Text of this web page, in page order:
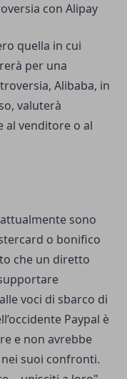
con Alipay
quella in cui
per una
Alibaba, in
valuterà
al venditore o al
sono
o bonifico
che un diretto
voci di sbarco di
Paypal è
e non avrebbe
suoi confronti.